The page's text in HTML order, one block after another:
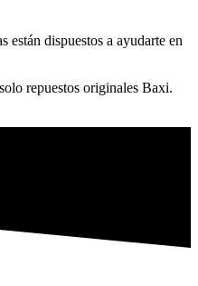
están dispuestos a ayudarte en
repuestos originales Baxi.